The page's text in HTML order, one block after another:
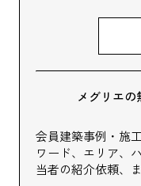
メグリエの
会員建築事例・施
ワード、エリア、
当者の紹介依頼、